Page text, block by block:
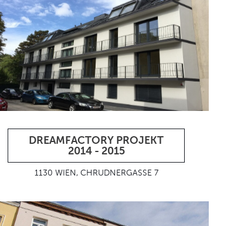
DREAMFACTORY PROJEKT
2014 - 2015
1130 WIEN, CHRUDNERGASSE 7